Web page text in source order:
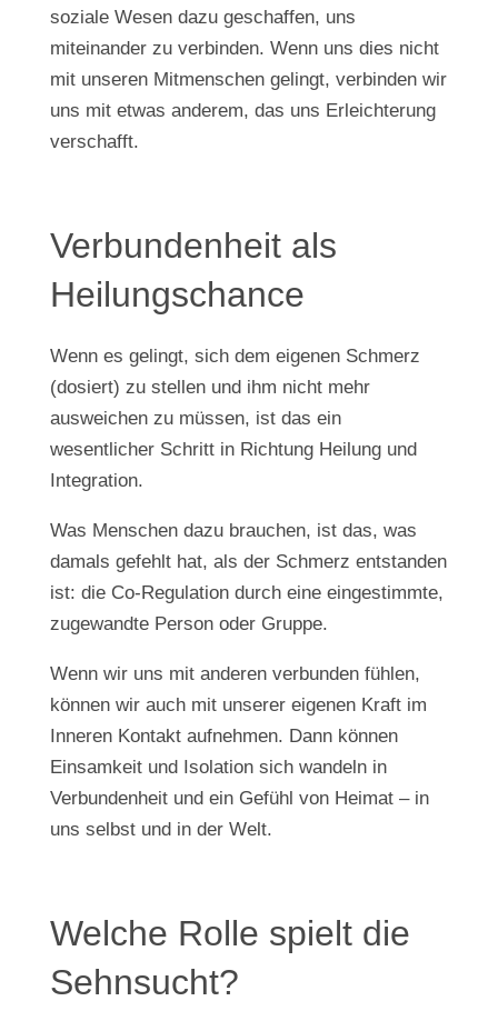
soziale Wesen dazu geschaffen, uns
miteinander zu verbinden. Wenn uns dies nicht
mit unseren Mitmenschen gelingt, verbinden wir
uns mit etwas anderem, das uns Erleichterung
verschafft.
Verbundenheit als
Heilungschance
Wenn es gelingt, sich dem eigenen Schmerz
(dosiert) zu stellen und ihm nicht mehr
ausweichen zu müssen, ist das ein
wesentlicher Schritt in Richtung Heilung und
Integration.
Was Menschen dazu brauchen, ist das, was
damals gefehlt hat, als der Schmerz entstanden
ist: die Co-Regulation durch eine eingestimmte,
zugewandte Person oder Gruppe.
Wenn wir uns mit anderen verbunden fühlen,
können wir auch mit unserer eigenen Kraft im
Inneren Kontakt aufnehmen. Dann können
Einsamkeit und Isolation sich wandeln in
Verbundenheit und ein Gefühl von Heimat – in
uns selbst und in der Welt.
Welche Rolle spielt die
Sehnsucht?